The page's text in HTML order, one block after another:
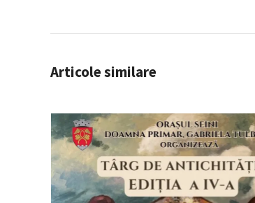
Articole similare